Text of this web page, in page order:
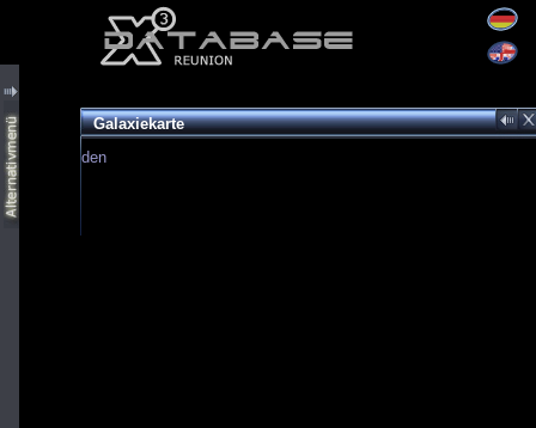
Galaxiekarte